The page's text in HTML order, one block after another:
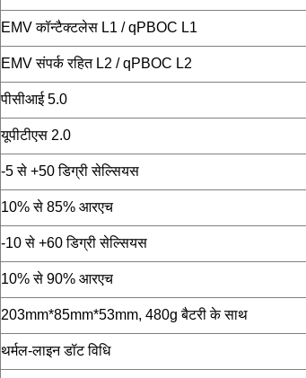
EMV कॉन्टैक्टलेस L1 / qPBOC L1
EMV संपर्क रहित L2 / qPBOC L2
पीसीआई 5.0
यूपीटीएस 2.0
-5 से +50 डिग्री सेल्सियस
10% से 85% आरएच
-10 से +60 डिग्री सेल्सियस
10% से 90% आरएच
203mm*85mm*53mm, 480g बैटरी के साथ
थर्मल-लाइन डॉट विधि